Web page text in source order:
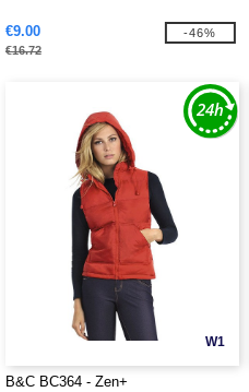
€9.00
€16.72
-46%
W1
B&C BC364 - Zen+